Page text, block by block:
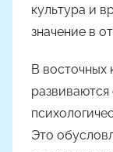
культура и
значение в
В восточных
развиваются
Это